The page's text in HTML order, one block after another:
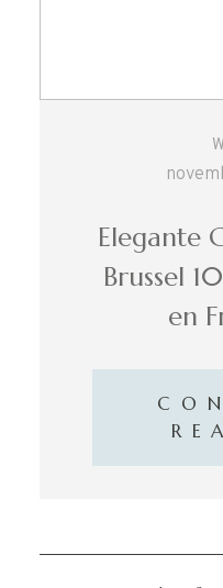
Elegante
Brussel
en